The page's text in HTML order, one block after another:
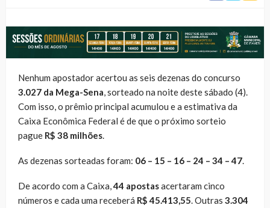
Nenhum apostador acertou as seis dezenas do concurso
3.027 da Mega-Sena, sorteado na noite deste sábado (4).
Com isso, o prêmio principal acumulou e a estimativa da
Caixa Econômica Federal é de que o próximo sorteio
pague R$ 38 milhões.
As dezenas sorteadas foram: 06 – 15 – 16 – 24 – 34 – 47.
De acordo com a Caixa,44 apostasacertaram cinco
números e cada uma receberá R$ 45.413,55. Outras 3.304